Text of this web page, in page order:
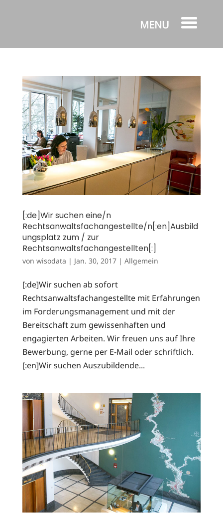
[:de]Wir suchen eine/n
Rechtsanwaltsfachangestellte/n[:en]Ausbild
ungsplatz zum / zur
Rechtsanwaltsfachangestellten[:]
von wisodata | Jan. 30, 2017| Allgemein
[:de]Wir suchen ab sofort
Rechtsanwaltsfachangestellte mit Erfahrungen
im Forderungsmanagement und mit der
Bereitschaft zum gewissenhaften und
engagierten Arbeiten. Wir freuen uns auf Ihre
Bewerbung, gerne per E-Mail oder schriftlich.
[:en]Wir suchen Auszubildende...